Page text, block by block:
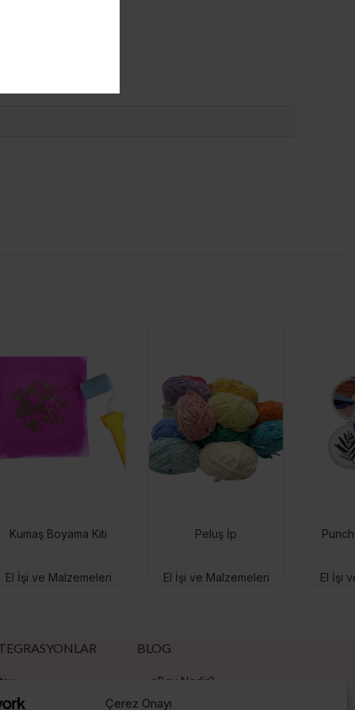
Çerez Onayı
Kumaş Boyama Kiti
El İşi ve Malzemeleri
Peluş İp
El İşi ve Malzemeleri El İşi
BLOG
eBay Nedir?
Etsy Nedir?